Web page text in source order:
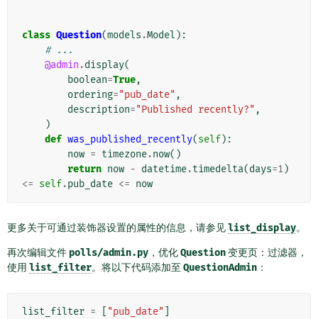
class Question(models .Model ):
# ...
@admin .display(
boolean=True,
ordering="pub_date" ,
description="Published recently?" ,
)
def was_published_recently(self):
now = timezone.now()
return now - datetime.timedelta(days=1)
<= self.pub_date <= now
更多关于可通过装饰器设置的属性的信息，请参见list_display。
再次编辑文件 polls/admin.py ，优化Question变更页：过滤器，
使用 list_filter。将以下代码添加至 QuestionAdmin ：
list_filter = "pub_date"